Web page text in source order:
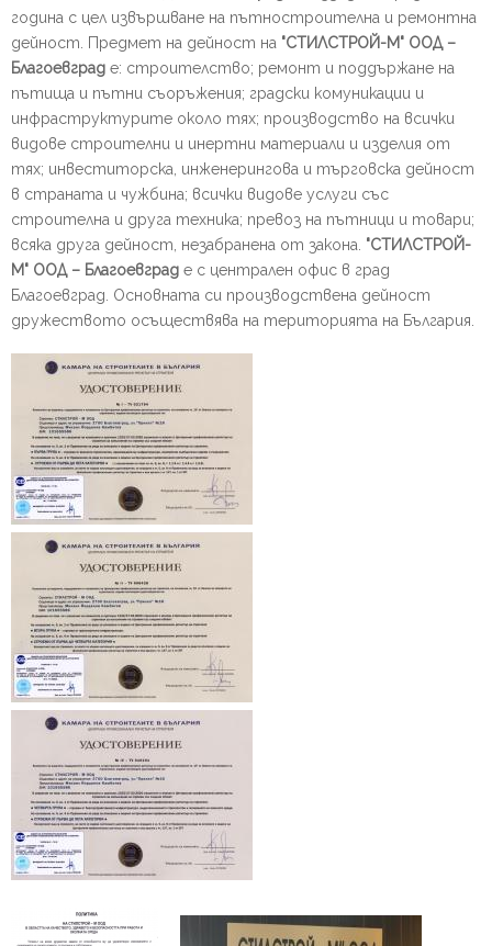
година с цел извършване на пътностроителна и ремонтна
дейност. Предмет на дейност на "СТИЛСТРОЙ-М" ООД –
Благоевград е: строителство; ремонт и поддържане на
пътища и пътни съоръжения; градски комуникации и
инфраструктурите около тях; производство на всички
видове строителни и инертни материали и изделия от
тях; инвеститорска, инженерингова и търговска дейност
в страната и чужбина; всички видове услуги със
строителна и друга техника; превоз на пътници и товари;
всяка друга дейност, незабранена от закона. "СТИЛСТРОЙ-
М" ООД – Благоевград е с централен офис в град
Благоевград. Основната си производствена дейност
дружеството осъществява на територията на България.